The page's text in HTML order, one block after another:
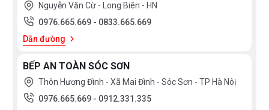
Nguyễn Văn Cừ - Long Biên - HN
0976.665.669 - 0833.665.669
Dẫn đường
BẾP AN TOÀN SÓC SƠN
Thôn Hương Đình - Xã Mai Đình - Sóc Sơn - TP Hà Nôị
0976.665.669 - 0912.331.335